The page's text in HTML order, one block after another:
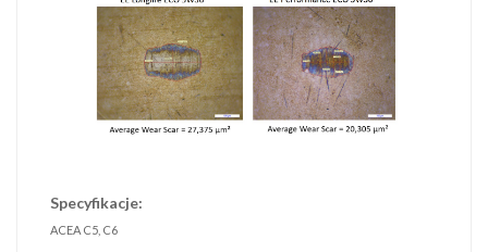
Specyfikacje:
ACEA C5, C6